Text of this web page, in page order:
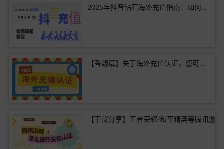
2025年抖音钻石海外充值指南：如何轻松搞定？
【答疑篇】关于海外充值认证，您可能有的疑问都在这里